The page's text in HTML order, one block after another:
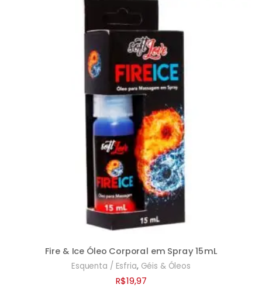
Fire & Ice Óleo Corporal em Spray 15mL
Esquenta / Esfria, Géis & Óleos
R$19,97